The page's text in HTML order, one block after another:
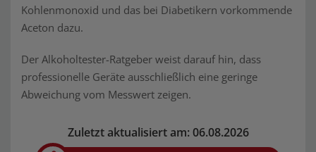
Kohlenmonoxid und das bei Diabetikern vorkommende
Aceton dazu.
Der Alkoholtester-Ratgeber weist darauf hin, dass
professionelle Geräte ausschließlich eine geringe
Abweichung vom Messwert zeigen.
Zuletzt aktualisiert am: 06.08.2026